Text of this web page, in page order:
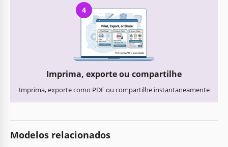
4
Imprima, exporte ou compartilhe
Imprima, exporte como PDF ou compartilhe instantaneamente
Modelos relacionados